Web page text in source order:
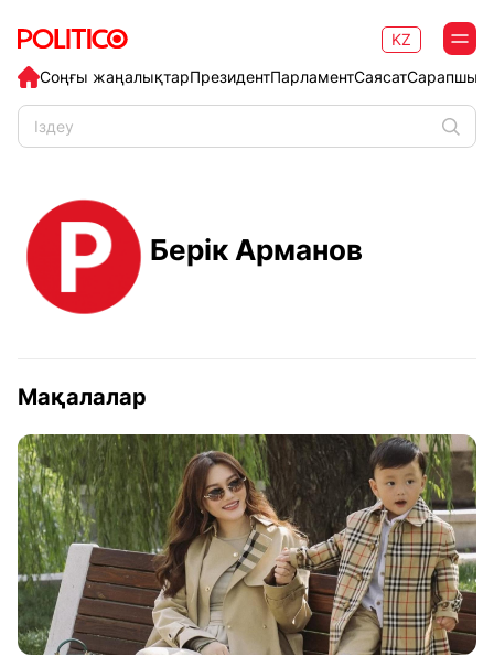
Соңғы жаңалықтарПрезидентПарламентСаясат
KZ
Берік Арманов
Мақалалар